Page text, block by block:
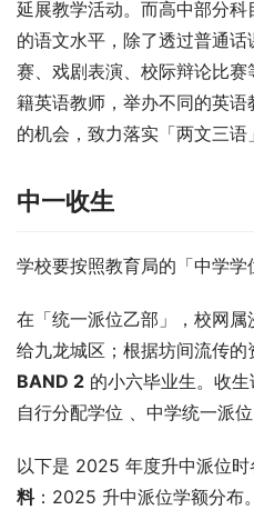
延展教学活动。而高中部分
的语文水平，除了透过普通
赛、戏剧表演、校际辩论比
籍英语教师，举办不同的英
的机会，致力落实「两文三语
中一收生
学校要按照教育局的「中学学
在「统一派位乙部」，校网
BAND 2 的小六毕业生。收生
自行分配学位 、中学统一派位
以下是 2025 年度升中派位时
料：2025 升中派位学额分布。